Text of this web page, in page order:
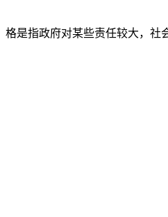
格是指政府对某些责任较大，社